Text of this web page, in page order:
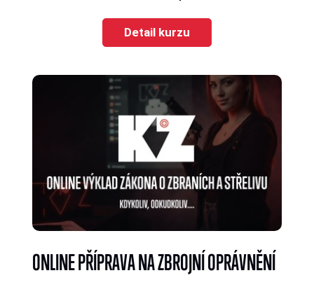
Detail kurzu
ONLINE PŘÍPRAVA NA ZBROJNÍ OPRÁVNĚNÍ